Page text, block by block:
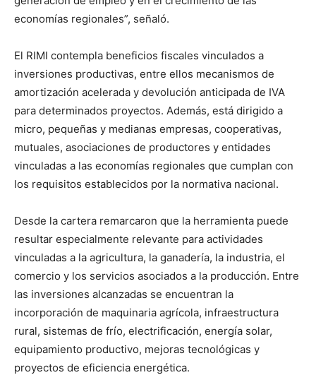
economías regionales”, señaló.
El RIMI contempla beneficios fiscales vinculados a
inversiones productivas, entre ellos mecanismos de
amortización acelerada y devolución anticipada de IVA
para determinados proyectos. Además, está dirigido a
micro, pequeñas y medianas empresas, cooperativas,
mutuales, asociaciones de productores y entidades
vinculadas a las economías regionales que cumplan con
los requisitos establecidos por la normativa nacional.
Desde la cartera remarcaron que la herramienta puede
resultar especialmente relevante para actividades
vinculadas a la agricultura, la ganadería, la industria, el
comercio y los servicios asociados a la producción. Entre
las inversiones alcanzadas se encuentran la
incorporación de maquinaria agrícola, infraestructura
rural, sistemas de frío, electrificación, energía solar,
equipamiento productivo, mejoras tecnológicas y
proyectos de eficiencia energética.